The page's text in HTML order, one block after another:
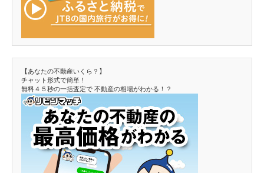
【あなたの不動産いくら？】
チャット形式で簡単！
無料４５秒の一括査定で 不動産の相場がわかる！？